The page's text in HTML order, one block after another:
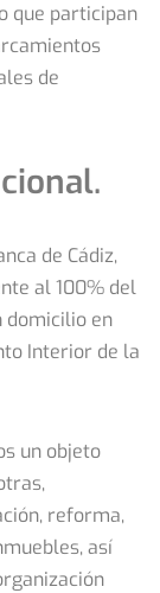
que participan
de
de Cádiz,
al 100% del
domicilio en
Interior de la
un objeto
reforma,
así